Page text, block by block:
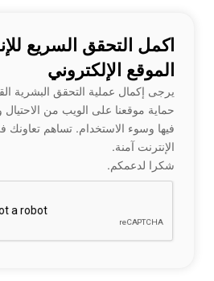
اكمل التحقق السريع
الموقع الإلكتروني
يرجى إكمال عملية التحقق البشرية
حماية موقعنا على الويب من
فيها وسوء الاستخدام. تساهم تعاونك
الإنترنت آمنة.
شكرا لدعمكم.